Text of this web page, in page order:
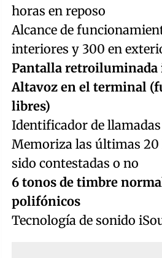
horas en reposo
Alcance de
interiores y 300 en
Pantalla retroiluminada
Altavoz en el terminal
libres)
Identificador de llamadas
Memoriza las últimas 20
sido contestadas o no
6 tonos de timbre
polifónicos
Tecnología de sonido